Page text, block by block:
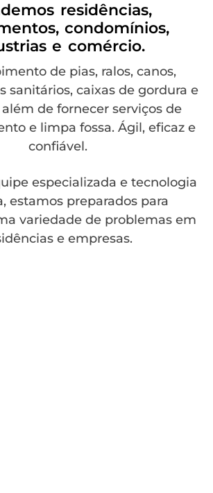
residências,
condomínios,
e comércio.
de pias, ralos, canos,
sanitários, caixas de gordura e
de fornecer serviços de
e limpa fossa. Ágil, eficaz e
confiável.
especializada e tecnologia
estamos preparados para
variedade de problemas em
e empresas.